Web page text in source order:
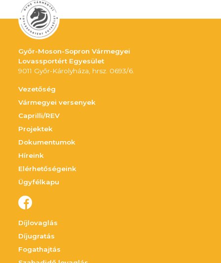
Győr-Moson-Sopron Vármegyei
Lovassportért Egyesület
9011 Győr-Károlyháza, hrsz. 0693/6.
Vezetőség
Vármegyei versenyek
Caprilli/REV
Projektek
Dokumentumok
Híreink
Elérhetőségeink
Ügyfélkapu
Díjlovaglás
Díjugratás
Fogathajtás